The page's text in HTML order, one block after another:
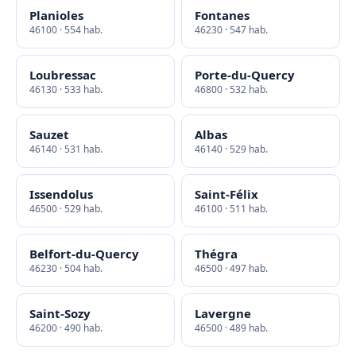
Planioles
46100 · 554 hab.
Fontanes
46230 · 547 hab.
Loubressac
46130 · 533 hab.
Porte-du-Quercy
46800 · 532 hab.
Sauzet
46140 · 531 hab.
Albas
46140 · 529 hab.
Issendolus
46500 · 529 hab.
Saint-Félix
46100 · 511 hab.
Belfort-du-Quercy
46230 · 504 hab.
Thégra
46500 · 497 hab.
Saint-Sozy
46200 · 490 hab.
Lavergne
46500 · 489 hab.